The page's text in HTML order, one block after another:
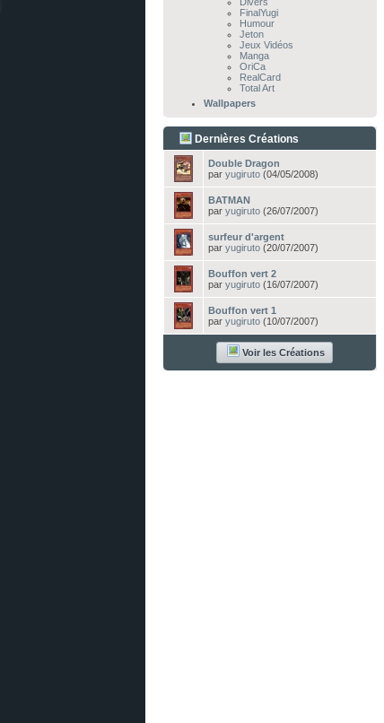
FinalYugi
Humour
Jeton
Jeux Vidéos
Manga
OriCa
RealCard
Total Art
Wallpapers
Dernières Créations
Double Dragon
par yugiruto (04/05/2008)
BATMAN
par yugiruto (26/07/2007)
surfeur d'argent
par yugiruto (20/07/2007)
Bouffon vert 2
par yugiruto (16/07/2007)
Bouffon vert 1
par yugiruto (10/07/2007)
Voir les Créations